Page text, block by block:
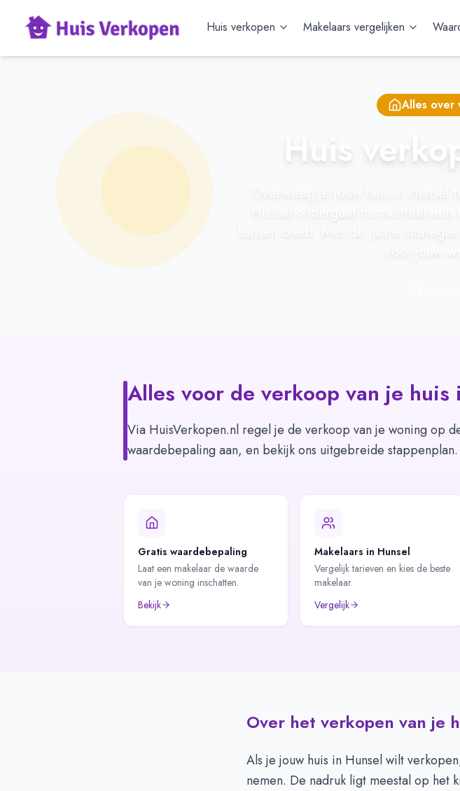
Huis verkopen Makelaars vergelijken
Alles over
Huis
Alles voor de verkoop van je huis
Via HuisVerkopen.nl regel je de verkoop van je woning op
waardebepaling aan, en bekijk ons uitgebreide stappenplan.
Gratis waardebepaling
Laat een makelaar de waarde
van je woning inschatten.
Bekijk
Makelaars in Hunsel
Vergelijk tarieven en kies de beste
makelaar.
Vergelijk
Over het verkopen van je
Als je jouw huis in Hunsel wilt
nemen. De nadruk ligt meestal op het